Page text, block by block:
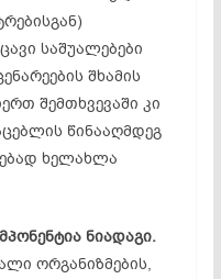
საშუალებები
შხამის
შემთხვევაში კი
წინააღმდეგ
ხელახლა
ნიადაგი.
ორგანიზმების,